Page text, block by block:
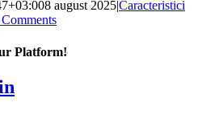
8 august 2025|Caracteristici
Platform!